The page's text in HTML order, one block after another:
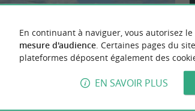
meilleures balades à vélo sur l’île de Ré
Détente
En continuant à naviguer, vous autorisez
mesure d'audience. Certaines pages du
plateformes déposent également des
EN SAVOIR PLUS